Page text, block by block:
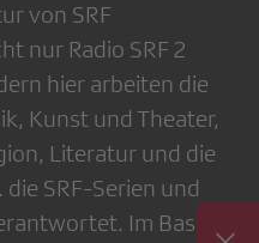
von SRF
nur Radio SRF 2
hier arbeiten die
Kunst und Theater,
Literatur und die
SRF-Serien und
Im Basler